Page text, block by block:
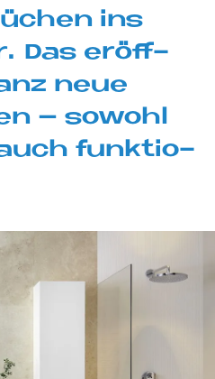
ins
Das er­öff­
neue
– so­wohl
funk­tio­